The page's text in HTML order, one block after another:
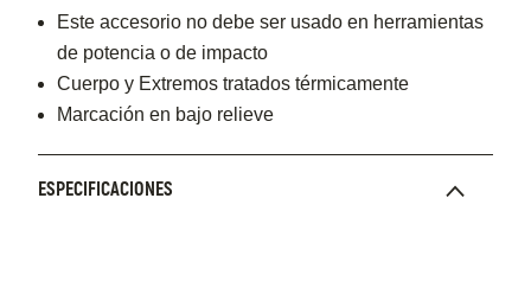
Este accesorio no debe ser usado en herramientas
de potencia o de impacto
Cuerpo y Extremos tratados térmicamente
Marcación en bajo relieve
ESPECIFICACIONES